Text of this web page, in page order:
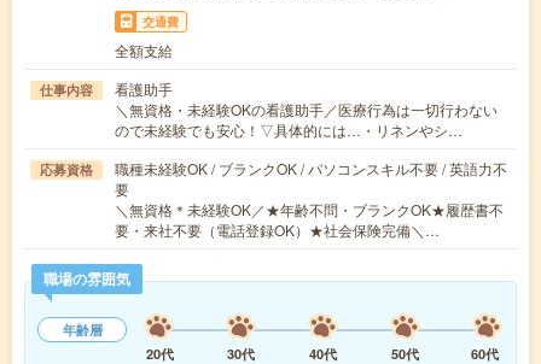
交通費
全額支給
仕事内容
看護助手
＼無資格・未経験OKの看護助手／医療行為は一切行わない
ので未経験でも安心！▽具体的には…・リネンやシ…
応募資格
職種未経験OK / ブランクOK / パソコンスキル不要 / 英語力不
要
＼無資格＊未経験OK／★年齢不問・ブランクOK★履歴書不
要・来社不要（電話登録OK）★社会保険完備＼…
職場の雰囲気
年齢層
20代
30代 40代 50代
60代